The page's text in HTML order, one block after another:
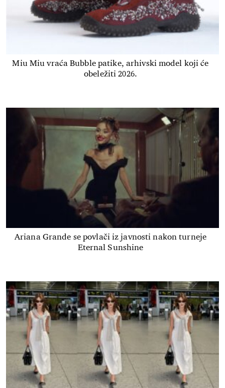
Miu Miu vraća Bubble patike, arhivski model koji će
obeležiti 2026.
Ariana Grande se povlači iz javnosti nakon turneje
Eternal Sunshine